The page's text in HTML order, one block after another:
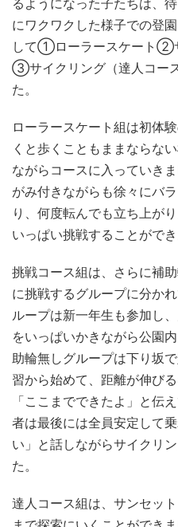
るようになった子たちは、
にワクワクした様子での登
して①ローラースケート②
③サイクリング（達人コー
た。
ローラースケート組は初体
くと歩くこともままならな
ながらコースに入っていき
がみ付きながらも徐々にバ
り、何度転んでも立ち上が
いっぱい挑戦することができ
挑戦コース組は、さらに補
に挑戦するグループに分か
ループは新一年生も参加し
をいっぱいかきながら公園
助輪無しグループは下り坂
習から始めて、距離が伸び
「ここまでできたよ」と伝
者は最後には全員安定して
い」と話しながらサイクリ
た。
達人コース組は、サンセッ